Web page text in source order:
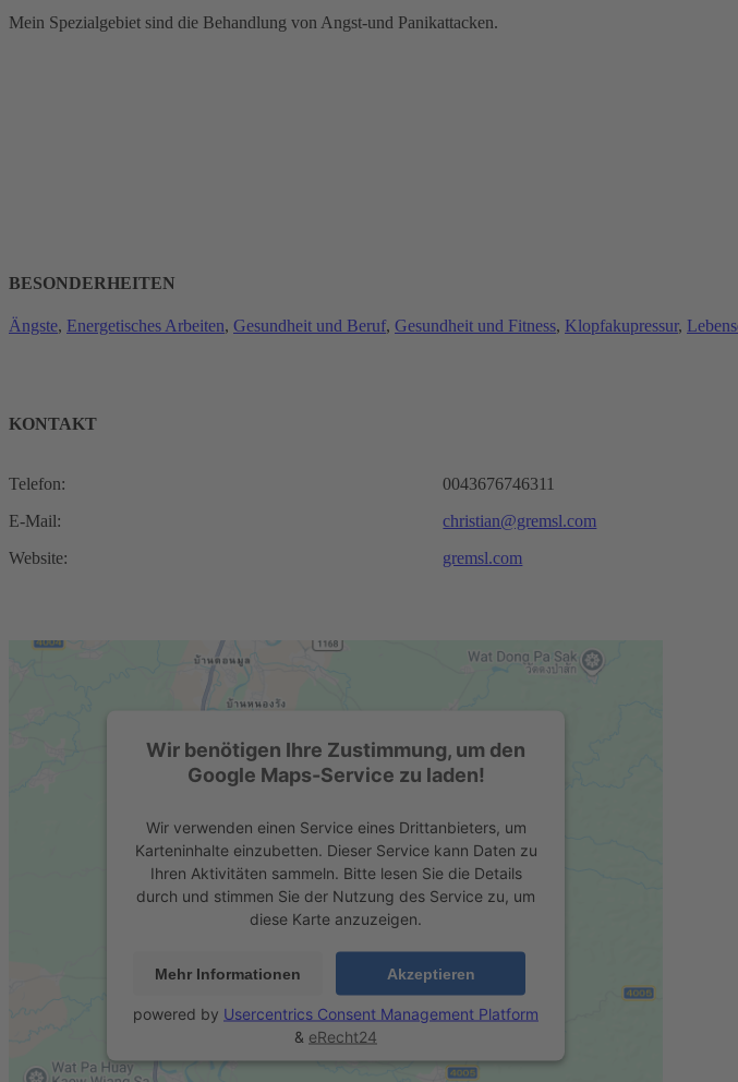
Mein Spezialgebiet sind die Behandlung von Angst-und Panikattacken.
BESONDERHEITEN
Ängste, Energetisches Arbeiten, Gesundheit und Beruf, Gesundheit und Fitness, Klopfakupressur,
KONTAKT
Telefon:
E-Mail:
Website:
0043676746311
christian@gremsl.com
gremsl.com
Wir benötigen Ihre Zustimmung, um den
Google Maps-Service zu laden!
Wir verwenden einen Service eines Drittanbieters, um
Karteninhalte einzubetten. Dieser Service kann Daten zu
Ihren Aktivitäten sammeln. Bitte lesen Sie die Details
durch und stimmen Sie der Nutzung des Service zu, um
diese Karte anzuzeigen.
Mehr Informationen Akzeptieren
powered by Usercentrics Consent Management Platform
& eRecht24